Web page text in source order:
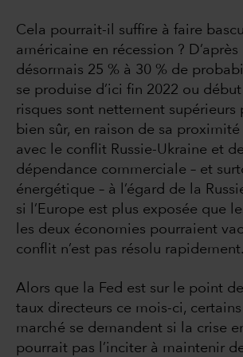
Cela pourrait-il suffire à faire
américaine en récession ?
désormais 25 % à 30 % de
se produise d’ici fin 2022 ou début
risques sont nettement supérieurs
bien sûr, en raison de sa
avec le conflit Russie-Ukraine et
dépendance commerciale – et
énergétique – à l’égard de la
si l’Europe est plus exposée que
les deux économies pourraient
conflit n’est pas résolu rapidement.
Alors que la Fed est sur le point
taux directeurs ce mois-ci,
marché se demandent si la crise
pourrait pas l’inciter à maintenir